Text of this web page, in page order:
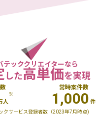
テッククリエイターなら
した高単価を実現
人
※
常時案件数
1,000 件
クサービス登録者数（2023年7月時点)